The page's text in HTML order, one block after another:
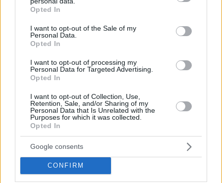
grant or deny consent to Google and its third-party tags to
use your data for below specified purposes in below Google
consent section.
Opted In
I want to opt-out of the Sale of my
Personal Data.
Opted In
I want to opt-out of processing my
Personal Data for Targeted Advertising.
Opted In
I want to opt-out of Collection, Use,
Retention, Sale, and/or Sharing of my
Personal Data that Is Unrelated with the
Purposes for which it was collected.
Opted In
Google consents
CONFIRM
05.08.2026, 11:20
Το μέλλον της τεχνολογίας
27.07.2026, 06:00
Novibet Backend Academy: Πώς